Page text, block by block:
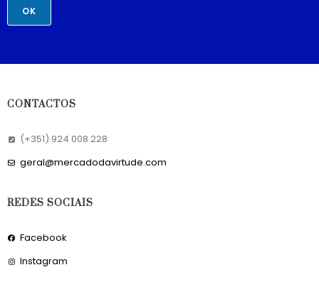
OK
CONTACTOS
(+351) 924 008 228
geral@mercadodavirtude.com
REDES SOCIAIS
Facebook
Instagram